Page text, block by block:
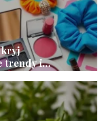
trendy i